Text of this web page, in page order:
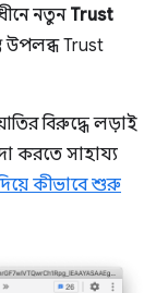
নতুনTrust
উপলব্ধ Trust
বিরুদ্ধে লড়াই
করতে সাহায্য
কীভাবে শুরু